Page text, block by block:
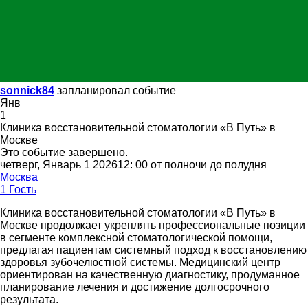
sonnick84 запланировал событие
Янв
1
Клиника восстановительной стоматологии «В Путь» в
Москве
Это событие завершено.
четверг, Январь 1 202612: 00 от полночи до полудня
Москва
1 Гость
Клиника восстановительной стоматологии «В Путь» в
Москве продолжает укреплять профессиональные позиции
в сегменте комплексной стоматологической помощи,
предлагая пациентам системный подход к восстановлению
здоровья зубочелюстной системы. Медицинский центр
ориентирован на качественную диагностику, продуманное
планирование лечения и достижение долгосрочного
результата.